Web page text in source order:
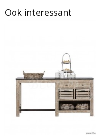
Ook interessant